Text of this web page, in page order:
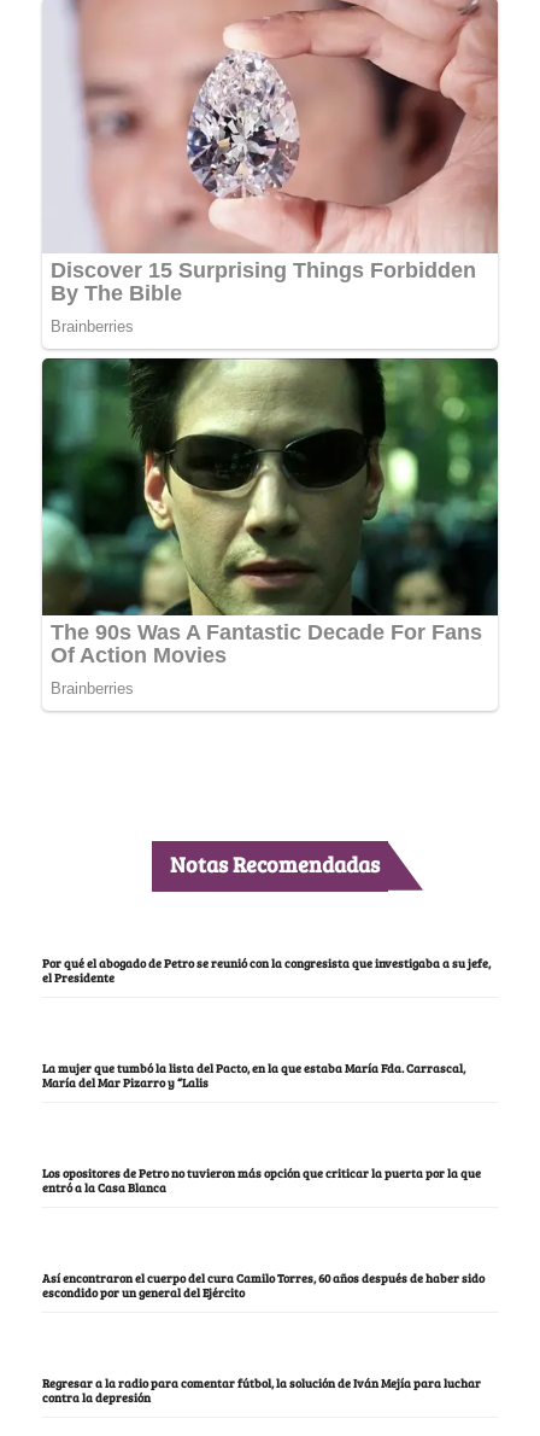
Notas Recomendadas
Por qué el abogado de Petro se reunió con la congresista que investigaba a su jefe,
el Presidente
La mujer que tumbó la lista del Pacto, en la que estaba María Fda. Carrascal,
María del Mar Pizarro y “Lalis
Los opositores de Petro no tuvieron más opción que criticar la puerta por la que
entró a la Casa Blanca
Así encontraron el cuerpo del cura Camilo Torres, 60 años después de haber sido
escondido por un general del Ejército
Regresar a la radio para comentar fútbol, la solución de Iván Mejía para luchar
contra la depresión